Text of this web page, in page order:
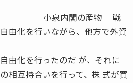
小泉内閣の産物 戦
由化を行いながら、他方で外資
由化を行ったのだ が、それに
相互持合いを行って、株 式が買